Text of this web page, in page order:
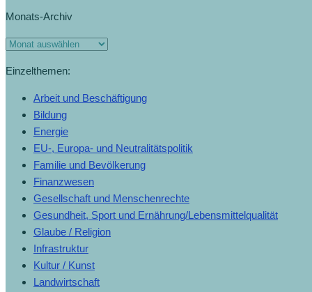
Monats-Archiv
Monats-
Einzelthemen:
Arbeit und Beschäftigung
Bildung
Energie
EU-, Europa- und Neutralitätspolitik
Familie und Bevölkerung
Finanzwesen
Gesellschaft und Menschenrechte
Gesundheit, Sport und Ernährung/Lebensmittelqualität
Glaube / Religion
Infrastruktur
Kultur / Kunst
Landwirtschaft